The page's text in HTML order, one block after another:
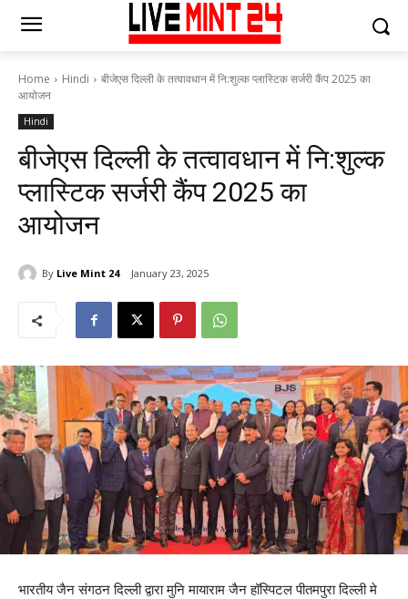
Home Hindi
बीजेएस दिल्ली के तत्वावधान में नि:शुल्क प्लास्टिक सर्जरी कैंप 2025 का
आयोजन
Hindi
बीजेएस दिल्ली के तत्वावधान में नि:शुल्क
प्लास्टिक सर्जरी कैंप 2025 का
आयोजन
By Live Mint 24 January 23, 2025
भारतीय जैन संगठन दिल्ली द्वारा मुनि मायाराम जैन हॉस्पिटल पीतमपुरा दिल्ली मे